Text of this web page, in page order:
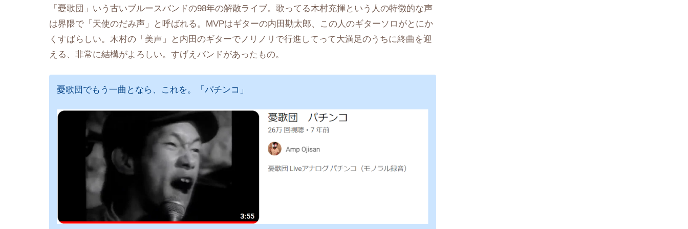
「憂歌団」いう古いブルースバンドの98年の解散ライブ。歌ってる木村充揮という人の特徴的な声
は界隈で「天使のだみ声」と呼ばれる。MVPはギターの内田勘太郎、この人のギターソロがとにか
くすばらしい。木村の「美声」と内田のギターでノリノリで行進してって大満足のうちに終曲を迎
える、非常に結構がよろしい。すげえバンドがあったもの。
憂歌団でもう一曲となら、これを。「パチンコ」